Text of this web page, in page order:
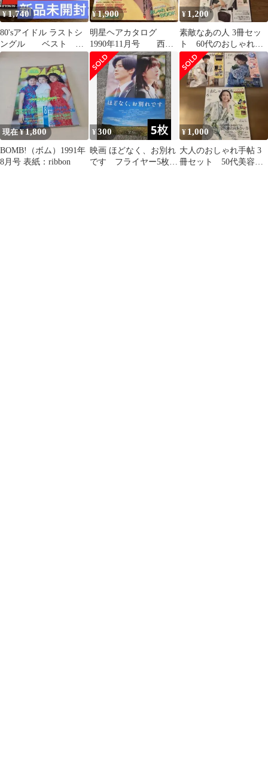
¥1,740
80'sアイドル ラストシ
ングル ベスト
井森美幸 宇沙美ゆか
¥1,900
明星ヘアカタログ
1990年11月号 西田
ひかる 東山紀之 小
泉今日子
¥ 1,200
素敵なあの人 3冊セッ
ト 60代のおしゃれ
お値段以上のコスパ
服 工夫のある服
現在 ¥1,800
BOMB!（ボム）1991年
8月号 表紙：ribbon
¥300
映画 ほどなく、お別れ
です フライヤー5枚セ
¥ 1,000
大人のおしゃれ手帖 3
冊セット 50代美容